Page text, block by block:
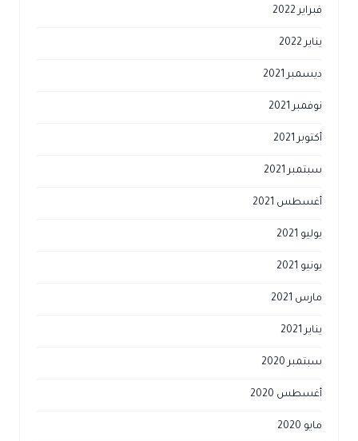
فبراير 2022
يناير 2022
ديسمبر 2021
نوفمبر 2021
أكتوبر 2021
سبتمبر 2021
أغسطس 2021
يوليو 2021
يونيو 2021
مارس 2021
يناير 2021
سبتمبر 2020
أغسطس 2020
مايو 2020